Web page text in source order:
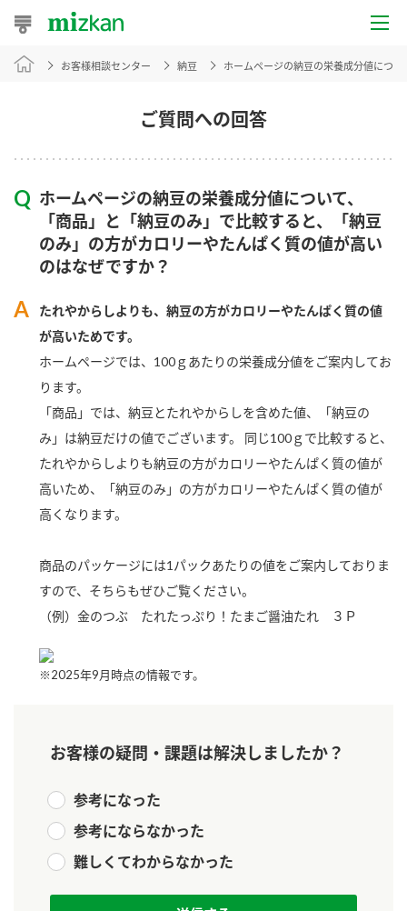
おうちレシピ
レシピ特集
レシピカテゴリ一覧
商品からレシピを探す
商品情報
酢 調味酢
お酢ドリンク ぽん酢
みりん風・料理酒
スープ 中華
ふりかけ
新商品一覧
キャンペーン情報
ブランド・スペシャルサイト
ブランド・スペシャルサイト トップ
商品ブランドサイト
Fibee（ファイビー）
カンタン酢
ぽん酢
かおりの蔵
つゆ
鍋なび
納豆のサイト
企業情報
ミツカングループについて
ミツカンの歴史
ニュースリリース
お客様相談センター
ご質問への回答
お客様相談センター 納豆 ホームページの納豆の栄養成分値につ
ホームページの納豆の栄養成分値について、
「商品」と「納豆のみ」で比較すると、「納豆
のみ」の方がカロリーやたんぱく質の値が高い
のはなぜですか？
たれやからしよりも、納豆の方がカロリーやたんぱく質の値
が高いためです。
ホームページでは、100ｇあたりの栄養成分値をご案内してお
ります。
「商品」では、納豆とたれやからしを含めた値、「納豆の
み」は納豆だけの値でございます。 同じ100ｇで比較すると、
たれやからしよりも納豆の方がカロリーやたんぱく質の値が
高いため、「納豆のみ」の方がカロリーやたんぱく質の値が
高くなります。
商品のパッケージには1パックあたりの値をご案内しておりま
すので、そちらもぜひご覧ください。
（例）金のつぶ たれたっぷり！たまご醤油たれ ３Ｐ
※2025年9月時点の情報です。
お客様の疑問・課題は解決しましたか？
参考になった
参考にならなかった
難しくてわからなかった